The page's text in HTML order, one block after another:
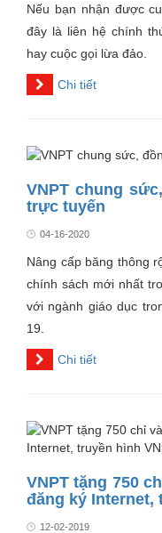
Nếu bạn nhận được
đây là liên hệ chính
hay cuộc gọi lừa đảo.
Chi tiết
VNPT chung
trực tuyến
04-16-2020
Nâng cấp băng thông
chính sách mới nhất
với ngành giáo dục
19.
Chi tiết
VNPT tặng 750
đăng ký Internet,
12-02-2019